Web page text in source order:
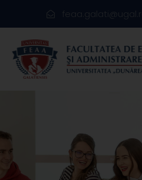
feaa.galati@ugal.ro